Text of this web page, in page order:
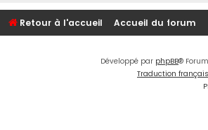
Retour à l'accueil Accueil du forum
Développé par phpBB®
Traduction